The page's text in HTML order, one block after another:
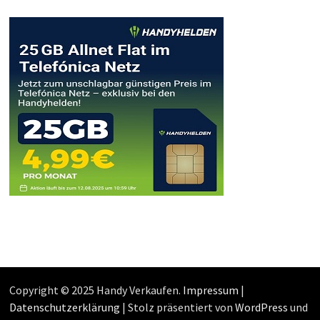
Copyright © 2025 Handy Verkaufen. Impressum |
Datenschutzerklärung | Stolz präsentiert von WordPress und